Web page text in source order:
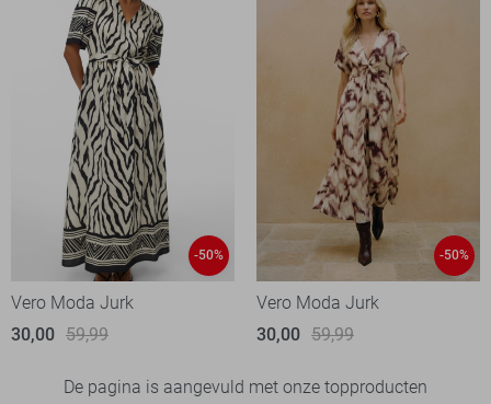
-50%
Vero Moda Jurk
30,00 59,99
-50%
Vero Moda Jurk
30,00 59,99
De pagina is aangevuld met onze topproducten